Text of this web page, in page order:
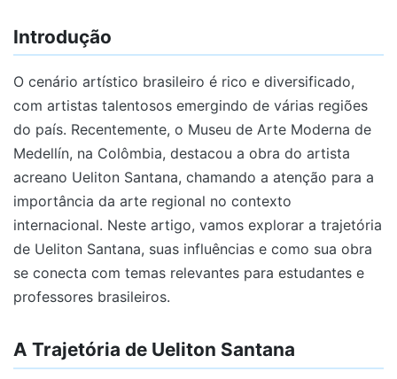
Introdução
O cenário artístico brasileiro é rico e diversificado,
com artistas talentosos emergindo de várias regiões
do país. Recentemente, o Museu de Arte Moderna de
Medellín, na Colômbia, destacou a obra do artista
acreano Ueliton Santana, chamando a atenção para a
importância da arte regional no contexto
internacional. Neste artigo, vamos explorar a trajetória
de Ueliton Santana, suas influências e como sua obra
se conecta com temas relevantes para estudantes e
professores brasileiros.
A Trajetória de Ueliton Santana